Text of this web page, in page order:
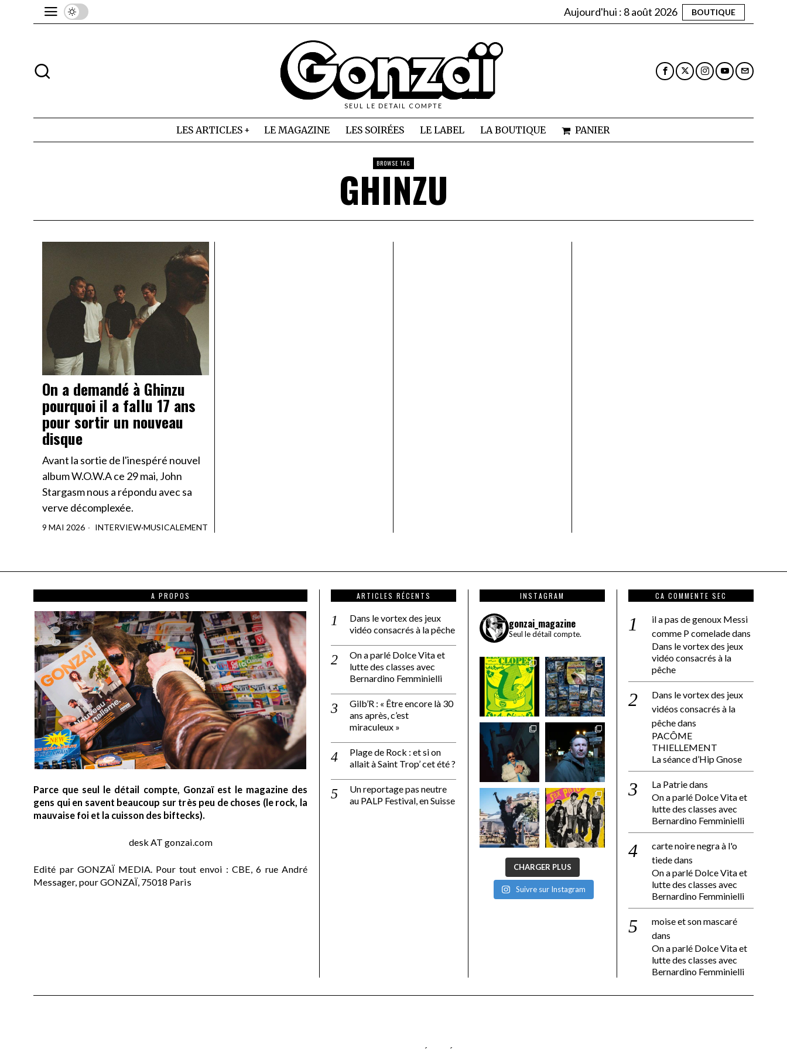
Aujourd'hui : 8 août 2026 BOUTIQUE
SEUL LE DETAIL COMPTE
LES ARTICLES LE MAGAZINE LES SOIRÉES LE LABEL LA BOUTIQUE PANIER
BROWSE TAG
GHINZU
On a demandé à Ghinzu
pourquoi il a fallu 17 ans
pour sortir un nouveau
disque
Avant la sortie de l'inespéré nouvel
album W.O.W.A ce 29 mai, John
Stargasm nous a répondu avec sa
verve décomplexée.
9 MAI 2026 INTERVIEW·MUSICALEMENT
A PROPOS
Parce que seul le détail compte, Gonzaï est le magazine des
gens qui en savent beaucoup sur très peu de choses (le rock, la
mauvaise foi et la cuisson des biftecks).
desk AT gonzai.com
Edité par GONZAÏ MEDIA. Pour tout envoi : CBE, 6 rue André
Messager, pour GONZAÏ, 75018 Paris
ARTICLES RÉCENTS
Dans le vortex des jeux
vidéo consacrés à la pêche
On a parlé Dolce Vita et
lutte des classes avec
Bernardino Femminielli
Gilb’R : « Être encore là 30
ans après, c’est
miraculeux »
Plage de Rock : et si on
allait à Saint Trop’ cet été ?
Un reportage pas neutre
au PALP Festival, en Suisse
INSTAGRAM
gonzai_magazine
Seul le détail compte.
CHARGER PLUS
Suivre sur Instagram
CA COMMENTE SEC
il a pas de genoux Messi
comme P comeladedans
Dans le vortex des jeux
vidéo consacrés à la
pêche
Dans le vortex des jeux
vidéos consacrés à la
pêchedans
PACÔME
THIELLEMENT
La séance d’Hip Gnose
La Patriedans
On a parlé Dolce Vita et
lutte des classes avec
Bernardino Femminielli
carte noire negra à l'o
tiededans
On a parlé Dolce Vita et
lutte des classes avec
Bernardino Femminielli
moise et son mascaré
dans
On a parlé Dolce Vita et
lutte des classes avec
Bernardino Femminielli